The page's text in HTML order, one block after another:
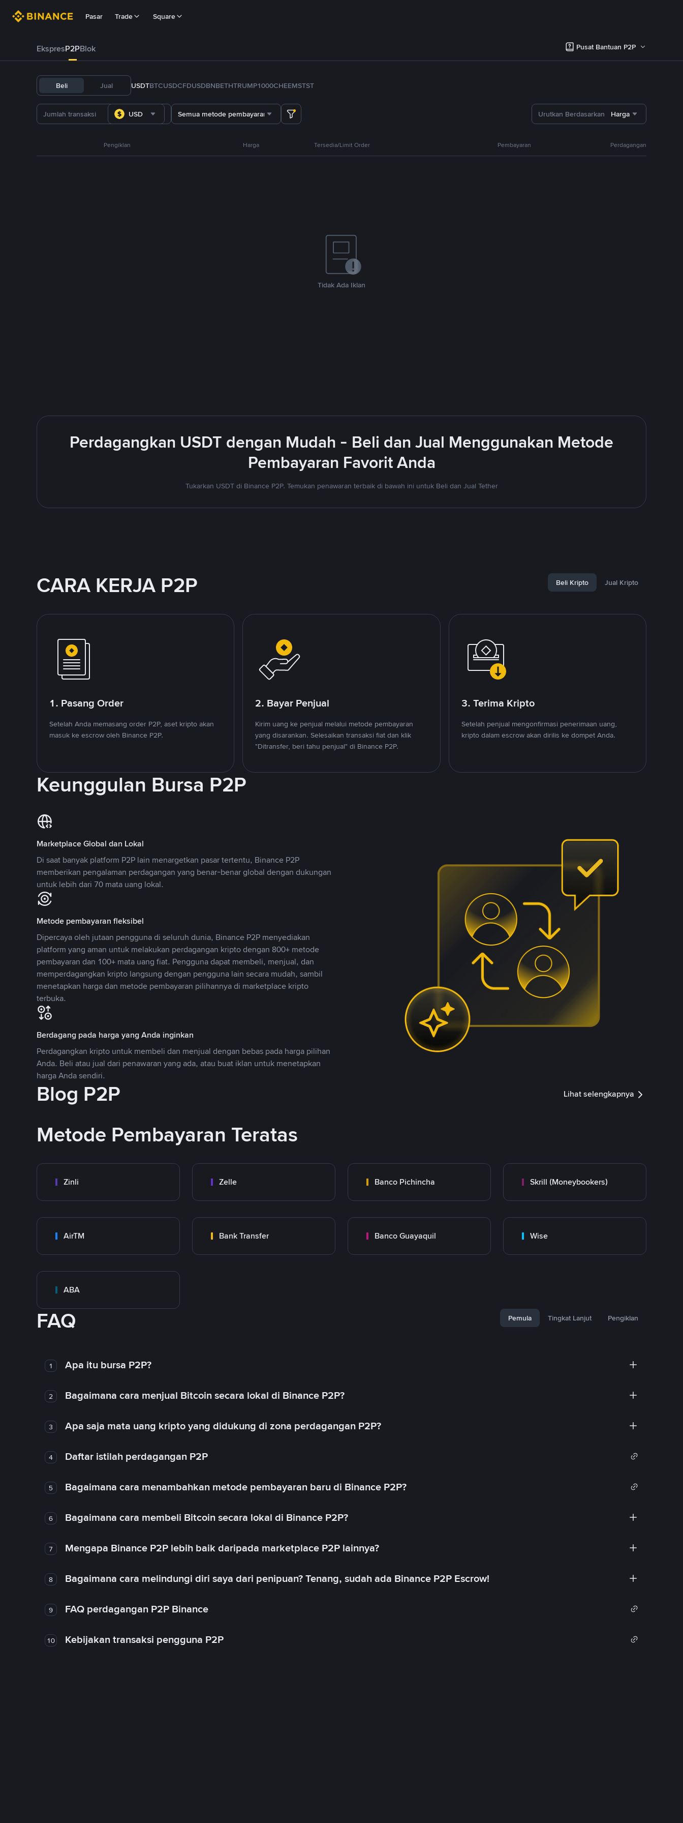
Pasar Trade Square
EkspresP2PBlok Pusat Bantuan P2P
Beli Jual USDTBTCUSDCFDUSDBNBETHTRUMP1000CHEEMSTST
USD Semua metode pembayaran Urutkan Berdasarkan Harga
Pengiklan Harga Tersedia/Limit Order Pembayaran Perdagangan
Tidak Ada Iklan
Perdagangkan USDT dengan Mudah - Beli dan Jual Menggunakan Metode
Pembayaran Favorit Anda
Tukarkan USDT di Binance P2P. Temukan penawaran terbaik di bawah ini untuk Beli dan Jual Tether
CARA KERJA P2P Beli Kripto Jual Kripto
1. Pasang Order
Setelah Anda memasang order P2P, aset kripto akan
masuk ke escrow oleh Binance P2P.
2. Bayar Penjual
Kirim uang ke penjual melalui metode pembayaran
yang disarankan. Selesaikan transaksi fiat dan klik
"Ditransfer, beri tahu penjual" di Binance P2P.
3. Terima Kripto
Setelah penjual mengonfirmasi penerimaan uang,
kripto dalam escrow akan dirilis ke dompet Anda.
Keunggulan Bursa P2P
Marketplace Global dan Lokal
Di saat banyak platform P2P lain menargetkan pasar tertentu, Binance P2P
memberikan pengalaman perdagangan yang benar-benar global dengan dukungan
untuk lebih dari 70 mata uang lokal.
Metode pembayaran fleksibel
Dipercaya oleh jutaan pengguna di seluruh dunia, Binance P2P menyediakan
platform yang aman untuk melakukan perdagangan kripto dengan 800+ metode
pembayaran dan 100+ mata uang fiat. Pengguna dapat membeli, menjual, dan
memperdagangkan kripto langsung dengan pengguna lain secara mudah, sambil
menetapkan harga dan metode pembayaran pilihannya di marketplace kripto
terbuka.
Berdagang pada harga yang Anda inginkan
Perdagangkan kripto untuk membeli dan menjual dengan bebas pada harga pilihan
Anda. Beli atau jual dari penawaran yang ada, atau buat iklan untuk menetapkan
harga Anda sendiri.
Blog P2P Lihat selengkapnya
Metode Pembayaran Teratas
Zinli Zelle Banco Pichincha Skrill (Moneybookers)
AirTM Bank Transfer Banco Guayaquil Wise
ABA
FAQ Pemula Tingkat Lanjut Pengiklan
1 Apa itu bursa P2P?
2 Bagaimana cara menjual Bitcoin secara lokal di Binance P2P?
3 Apa saja mata uang kripto yang didukung di zona perdagangan P2P?
4 Daftar istilah perdagangan P2P
5 Bagaimana cara menambahkan metode pembayaran baru di Binance P2P?
6 Bagaimana cara membeli Bitcoin secara lokal di Binance P2P?
7 Mengapa Binance P2P lebih baik daripada marketplace P2P lainnya?
8 Bagaimana cara melindungi diri saya dari penipuan? Tenang, sudah ada Binance P2P Escrow!
9 FAQ perdagangan P2P Binance
10 Kebijakan transaksi pengguna P2P